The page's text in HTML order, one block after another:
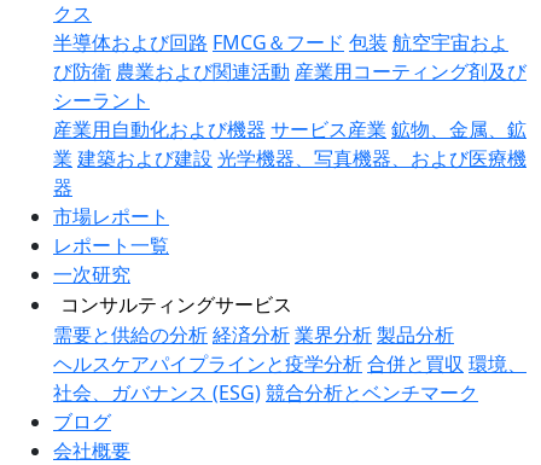
クス
半導体および回路 FMCG＆フード 包装 航空宇宙およ
び防衛 農業および関連活動 産業用コーティング剤及び
シーラント
産業用自動化および機器 サービス産業 鉱物、金属、鉱
業 建築および建設 光学機器、写真機器、および医療機
器
市場レポート
レポート一覧
一次研究
コンサルティングサービス
需要と供給の分析経済分析業界分析製品分析
ヘルスケアパイプラインと疫学分析合併と買収 環境、
社会、ガバナンス (ESG)競合分析とベンチマーク
ブログ
会社概要